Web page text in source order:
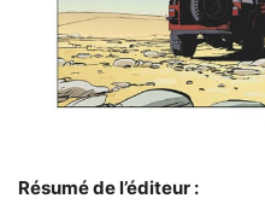
Résumé de l’éditeur :